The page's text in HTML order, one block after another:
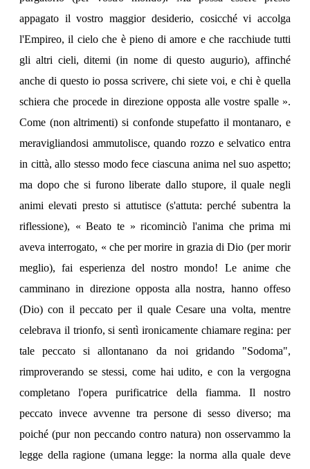
appagato il vostro maggior desiderio, cosicché vi accolga
l'Empireo, il cielo che è pieno di amore e che racchiude tutti
gli altri cieli, ditemi (in nome di questo augurio), affinché
anche di questo io possa scrivere, chi siete voi, e chi è quella
schiera che procede in direzione opposta alle vostre spalle ».
Come (non altrimenti) si confonde stupefatto il montanaro, e
meravigliandosi ammutolisce, quando rozzo e selvatico entra
in città, allo stesso modo fece ciascuna anima nel suo aspetto;
ma dopo che si furono liberate dallo stupore, il quale negli
animi elevati presto si attutisce (s'attuta: perché subentra la
riflessione), « Beato te » ricominciò l'anima che prima mi
aveva interrogato, « che per morire in grazia di Dio (per morir
meglio), fai esperienza del nostro mondo! Le anime che
camminano in direzione opposta alla nostra, hanno offeso
(Dio) con il peccato per il quale Cesare una volta, mentre
celebrava il trionfo, si sentì ironicamente chiamare regina: per
tale peccato si allontanano da noi gridando "Sodoma",
rimproverando se stessi, come hai udito, e con la vergogna
completano l'opera purificatrice della fiamma. Il nostro
peccato invece avvenne tra persone di sesso diverso; ma
poiché (pur non peccando contro natura) non osservammo la
legge della ragione (umana legge: la norma alla quale deve